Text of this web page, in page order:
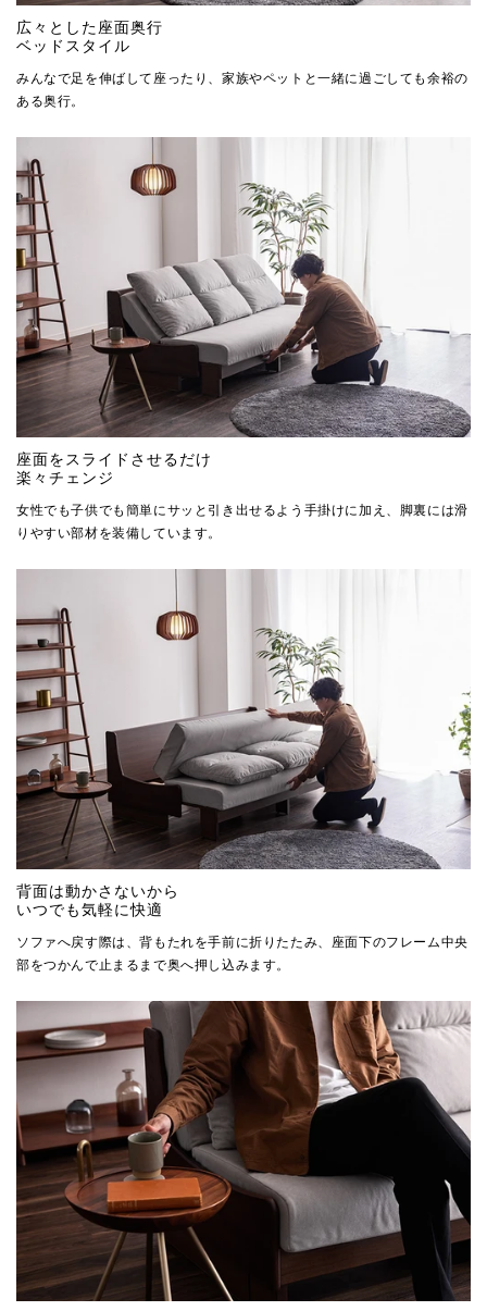
広々とした座面奥行
ベッドスタイル
みんなで足を伸ばして座ったり、家族やペットと一緒に過ごしても余裕の
ある奥行。
座面をスライドさせるだけ
楽々チェンジ
女性でも子供でも簡単にサッと引き出せるよう手掛けに加え、脚裏には滑
りやすい部材を装備しています。
背面は動かさないから
いつでも気軽に快適
ソファへ戻す際は、背もたれを手前に折りたたみ、座面下のフレーム中央
部をつかんで止まるまで奥へ押し込みます。